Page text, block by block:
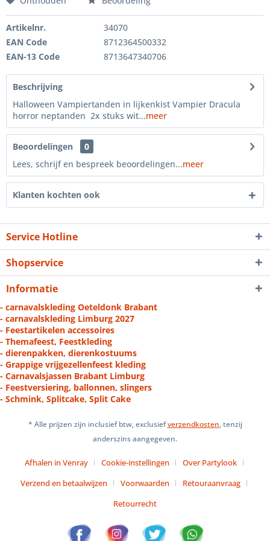
Artikelnr.
34070
EAN Code
8712364500332
EAN-13 Code
8713647340706
Beschrijving
Halloween Vampiertanden in lijkenkist Vampier Dracula
horror neptanden 2x stuks wit...meer
Beoordelingen
0
Lees, schrijf en bespreek beoordelingen...meer
Klanten kochten ook
Service Hotline
Shopservice
Informatie
- carnavalskleding Oeteldonk Brabant
- carnavalskleding Limburg 2027
- Feestartikelen accessoires
- Themafeest, Feestkleding
- dierenpakken, dierenkostuums
- Grappige vrijgezellenfeest kleding
- Carnavalsjassen Brabant Limburg
- Feestversiering, ballonnen, slingers
- Schmink, Splitcake, Split Cake
* Alle prijzen zijn inclusief btw, exclusiefverzendkosten, tenzij
anderszins aangegeven.
Afhalen in Venray Cookie-instellingen
Over Partylook
Verzend en betaalwijzen
Voorwaarden
Retouraanvraag
Retourrecht